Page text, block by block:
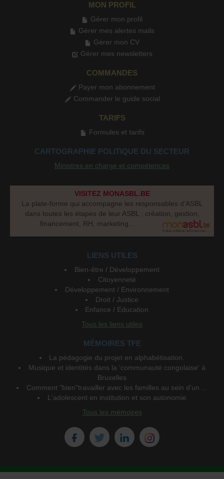
MON PROFIL
Gérer mon profil
Gérer mes alertes mails
Gérer mon CV
Gérer mes newsletters
COMMANDES
Payer mon abonnement
Commander le guide social
TARIFS
Formules et tarifs
CARTOGRAPHIE POLITIQUE DU SECTEUR
Ministres en charge et compétences
VISITEZ MONASBL.BE
La plate-forme qui accompagne les responsables d’ASBL
dans toutes les étapes de leur ASBL : création, gestion,
financement, RH, marketing...
LIENS UTILES
Bien-être / Développement
Citoyenneté
Développement / Environnement
Droit / Justice
Enfance / Education
Tous les liens utiles
MÉMOIRES TFE
La pédagogie du projet en alphabétisation.
Musique et identités dans la 'communauté congolaise' à
Bruxelles
Comment "bien"travailler avec les familles au sein d'un ...
L'adolescent en institution et son autonomie
Tous les mémoires